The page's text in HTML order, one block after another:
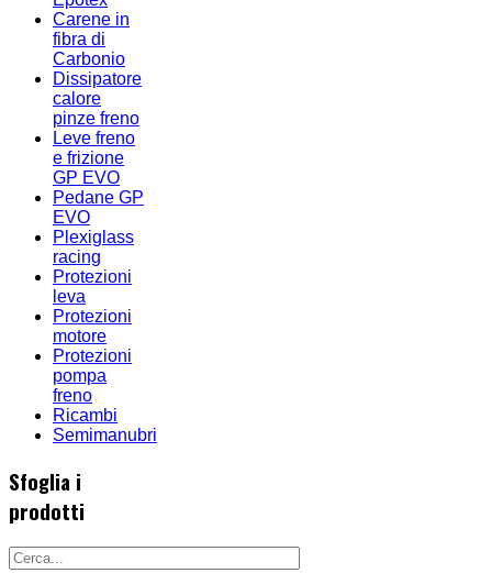
Carene in
fibra di
Carbonio
Dissipatore
calore
pinze freno
Leve freno
e frizione
GP EVO
Pedane GP
EVO
Plexiglass
racing
Protezioni
leva
Protezioni
motore
Protezioni
pompa
freno
Ricambi
Semimanubri
Sfoglia i
prodotti